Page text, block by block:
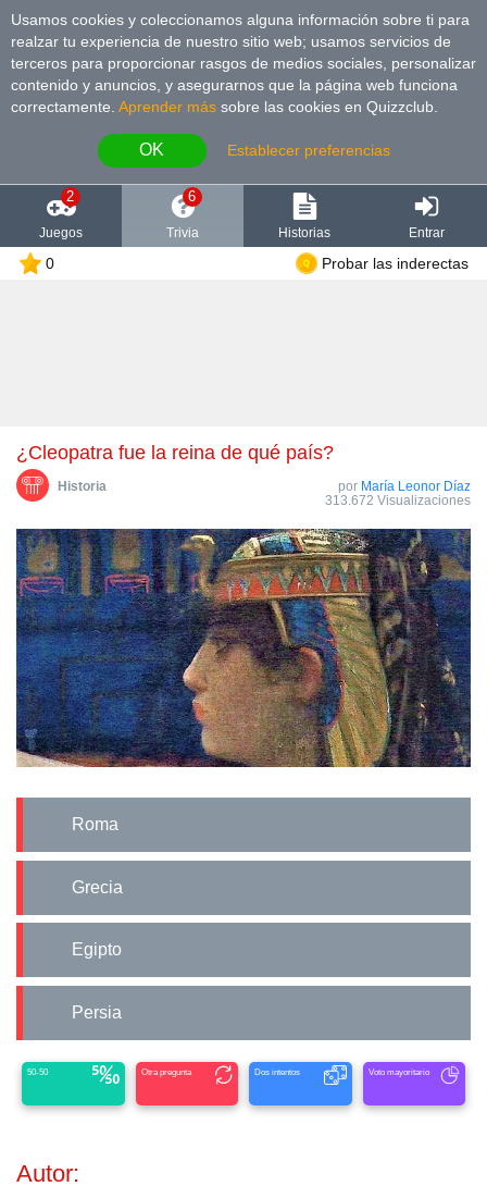
Usamos cookies y coleccionamos alguna información sobre ti para
realzar tu experiencia de nuestro sitio web; usamos servicios de
terceros para proporcionar rasgos de medios sociales, personalizar
contenido y anuncios, y asegurarnos que la página web funciona
correctamente. Aprender más sobre las cookies en Quizzclub.
OK Establecer preferencias
2
Juegos
6
Trivia Historias Entrar
0 Probar las inderectas
¿Cleopatra fue la reina de qué país?
Historia por María Leonor Díaz
313.672 Visualizaciones
Roma
Grecia
Egipto
Persia
50-50 Otra pregunta Dos intentos Voto mayoritario
Autor: